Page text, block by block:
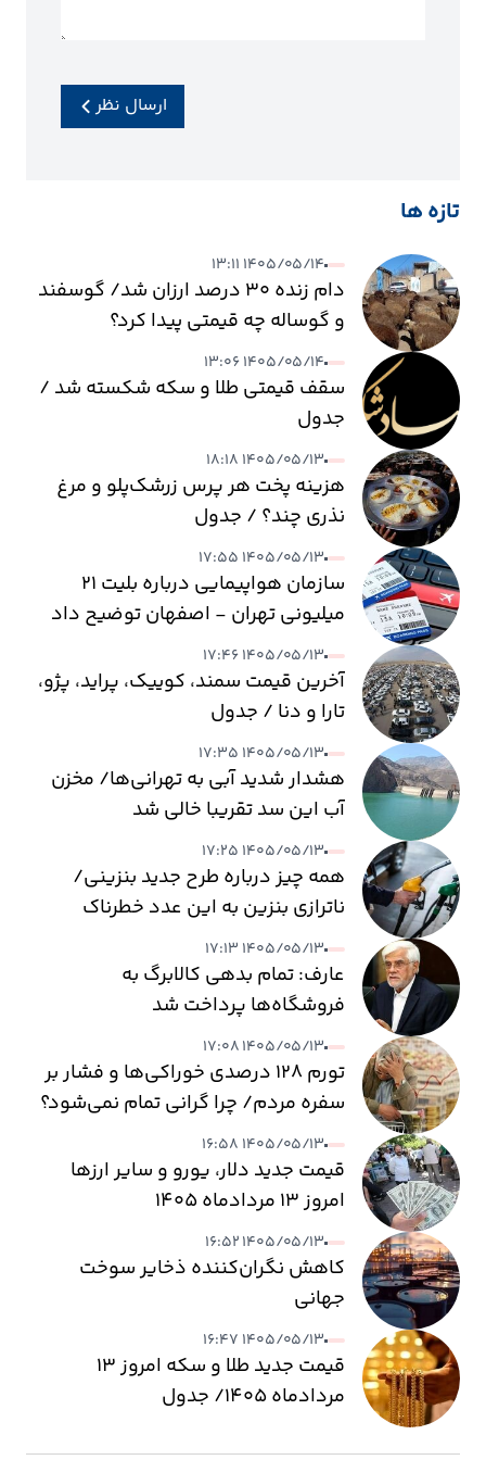
ارسال نظر
تازه ها
۱۴۰۵/۰۵/۱۴ ۱۳:۱۱
دام زنده ۳۰ درصد ارزان شد/ گوسفند
و گوساله چه قیمتی پیدا کرد؟
۱۴۰۵/۰۵/۱۴ ۱۳:۰۶
سقف قیمتی طلا و سکه شکسته شد /
جدول
۱۴۰۵/۰۵/۱۳ ۱۸:۱۸
هزینه پخت هر پرس زرشک‌پلو و مرغ
نذری چند؟ / جدول
۱۴۰۵/۰۵/۱۳ ۱۷:۵۵
سازمان هواپیمایی درباره بلیت ۲۱
میلیونی تهران - اصفهان توضیح داد
۱۴۰۵/۰۵/۱۳ ۱۷:۴۶
آخرین قیمت سمند، کوییک، پراید، پژو،
تارا و دنا / جدول
۱۴۰۵/۰۵/۱۳ ۱۷:۳۵
هشدار شدید آبی به تهرانی‌ها/ مخزن
آب این سد تقریبا خالی شد
۱۴۰۵/۰۵/۱۳ ۱۷:۲۵
همه چیز درباره طرح جدید بنزینی/
ناترازی بنزین به این عدد خطرناک
می‌رسد
۱۴۰۵/۰۵/۱۳ ۱۷:۱۳
عارف: تمام بدهی کالابرگ به
فروشگاه‌ها پرداخت شد
۱۴۰۵/۰۵/۱۳ ۱۷:۰۸
تورم ۱۲۸ درصدی خوراکی‌ها و فشار بر
سفره مردم/ چرا گرانی تمام نمی‌شود؟
۱۴۰۵/۰۵/۱۳ ۱۶:۵۸
قیمت جدید دلار، یورو و سایر ارزها
امروز ۱۳ مردادماه ۱۴۰۵
۱۴۰۵/۰۵/۱۳ ۱۶:۵۲
کاهش نگران‌کننده ذخایر سوخت
جهانی
۱۴۰۵/۰۵/۱۳ ۱۶:۴۷
قیمت جدید طلا و سکه امروز ۱۳
مردادماه ۱۴۰۵/ جدول